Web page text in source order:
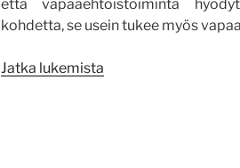
että vapaaehtoistoiminta
kohdetta, se usein tukee myös
Jatka lukemista